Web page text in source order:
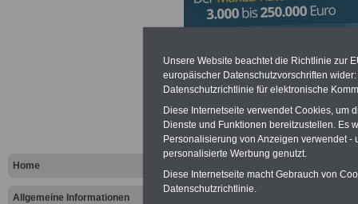
Home
Allgemeine Informationen
Berlin
Vorteile für den öffentlichen
Vergleichen und sparen
Bausparen schon ab 16 Jahren
Berufsunfähigkeitsabsicherung
Unsere Website beachtet die Richtlinie zur
europäischer Datenschutzvorschriften
Datenschutzrichtlinie für elektronische
Diese Internetseite verwendet Cookies, um
Dienste und Funktionen bereitzustellen. Es
Personalisierung von Anzeigen verwendet
personalisierte Werbung genutzt.
Diese Internetseite macht Gebrauch von
Datenschutzrichtlinie.